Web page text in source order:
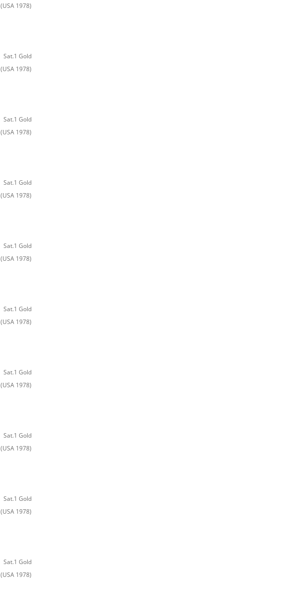
(USA 1978)
Sat.1 Gold
(USA 1978)
Sat.1 Gold
(USA 1978)
Sat.1 Gold
(USA 1978)
Sat.1 Gold
(USA 1978)
Sat.1 Gold
(USA 1978)
Sat.1 Gold
(USA 1978)
Sat.1 Gold
(USA 1978)
Sat.1 Gold
(USA 1978)
Sat.1 Gold
(USA 1978)